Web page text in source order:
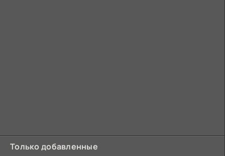
Только добавленные